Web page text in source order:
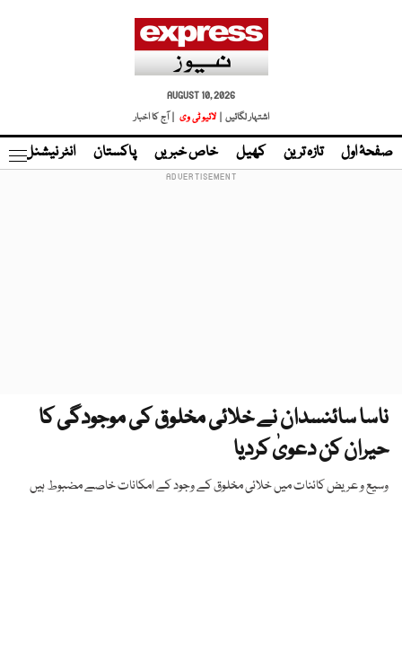
AUGUST 10, 2026
اشتہار لگائیں |
لائیو ٹی وی | آج کا اخبار
صفحۂ اول تازہ ترین کھیل خاص خبریں پاکستان انٹر نیشنل
ناسا سائنسدان نے خلائی مخلوق کی موجودگی کا
حیران کن دعویٰ کردیا
وسیع و عریض کائنات میں خلائی مخلوق کے وجود کے امکانات خاصے مضبوط ہیں